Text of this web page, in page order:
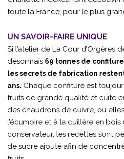
toute la France, pour le plus
UN SAVOIR-FAIRE UNIQUE
Si l’atelier de La Cour d’Orgères
désormais 69 tonnes de
les secrets de fabrication
ans. Chaque confiture est
fruits de grande qualité et cuite
des chaudrons de cuivre, où
l’écumoire et à la cuillère en
conservateur, les recettes sont
de sucre ajouté afin de